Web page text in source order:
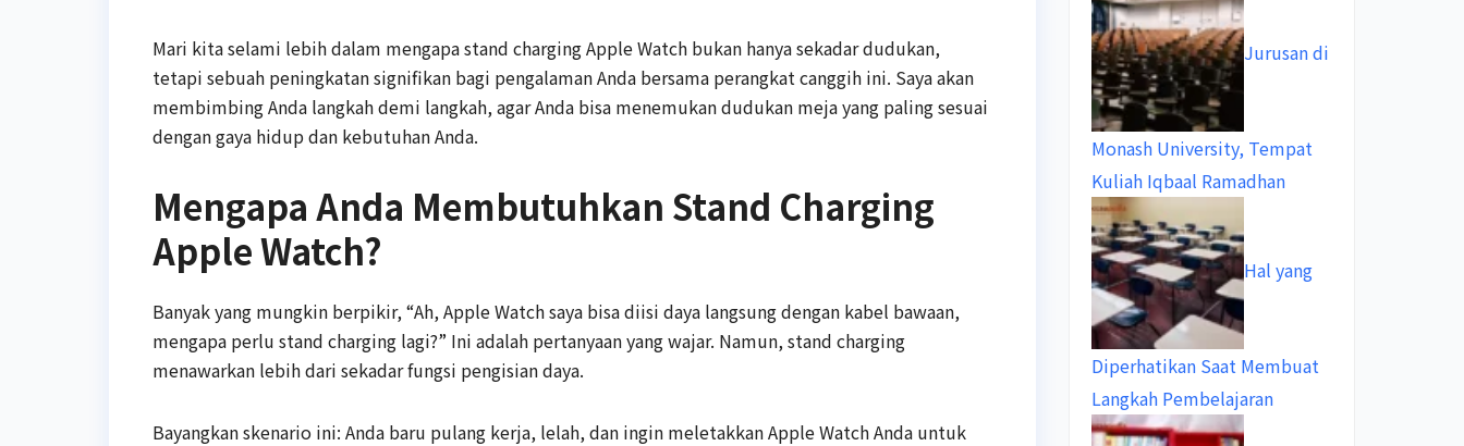
Mari kita selami lebih dalam mengapa stand charging Apple Watch bukan hanya sekadar dudukan,
tetapi sebuah peningkatan signifikan bagi pengalaman Anda bersama perangkat canggih ini. Saya akan
membimbing Anda langkah demi langkah, agar Anda bisa menemukan dudukan meja yang paling sesuai
dengan gaya hidup dan kebutuhan Anda.
Mengapa Anda Membutuhkan Stand Charging
Apple Watch?
Banyak yang mungkin berpikir, “Ah, Apple Watch saya bisa diisi daya langsung dengan kabel bawaan,
mengapa perlu stand charging lagi?” Ini adalah pertanyaan yang wajar. Namun, stand charging
menawarkan lebih dari sekadar fungsi pengisian daya.
Bayangkan skenario ini: Anda baru pulang kerja, lelah, dan ingin meletakkan Apple Watch Anda untuk
Jurusan di
Monash University, Tempat
Kuliah Iqbaal Ramadhan
Hal yang
Diperhatikan Saat Membuat
Langkah Pembelajaran